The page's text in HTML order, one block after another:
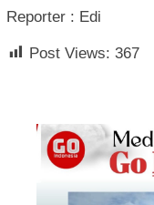
Reporter : Edi
Post Views: 367